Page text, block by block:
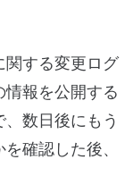
関する変更ログ
報を公開する
数日後にもう
確認した後、